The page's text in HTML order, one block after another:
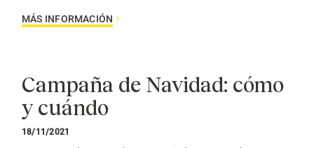
MÁS INFORMACIÓN
Campaña de Navidad: cómo
y cuándo
18/11/2021